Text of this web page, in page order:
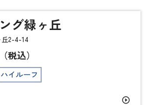
グ緑ヶ丘
丘2-4-14
税込）
ハイルーフ
play_circle_outline